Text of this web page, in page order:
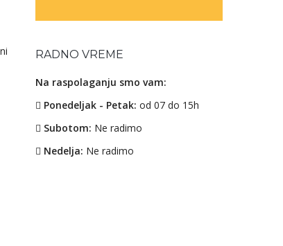
RADNO VREME
Na raspolaganju smo vam:
Ponedeljak - Petak: od 07 do 15h
Subotom: Ne radimo
Nedelja: Ne radimo